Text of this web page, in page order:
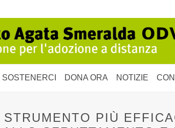
DONA ORA NOTIZIE
PIÙ